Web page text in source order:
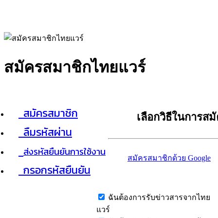
สมัครสมาชิกไทยแวร์
สมัครสมาชิก
ลืมรหัสผ่าน
ส่งรหัสยืนยันการใช้งาน
กรอกรหัสยืนยัน
เลือกวิธีในการส
สมัครสมาชิกด้วย Google
ฉันต้องการรับข่าวสารจากไทย
แวร์